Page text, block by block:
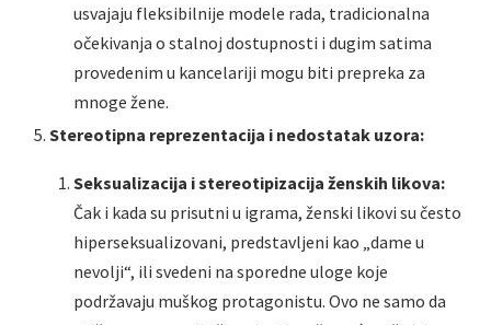
usvajaju fleksibilnije modele rada, tradicionalna
očekivanja o stalnoj dostupnosti i dugim satima
provedenim u kancelariji mogu biti prepreka za
mnoge žene.
Stereotipna reprezentacija i nedostatak uzora:
Seksualizacija i stereotipizacija ženskih likova:
Čak i kada su prisutni u igrama, ženski likovi su često
hiperseksualizovani, predstavljeni kao „dame u
nevolji“, ili svedeni na sporedne uloge koje
podržavaju muškog protagonistu. Ovo ne samo da